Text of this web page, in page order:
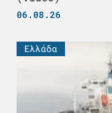
06.08.26
Ελλάδα